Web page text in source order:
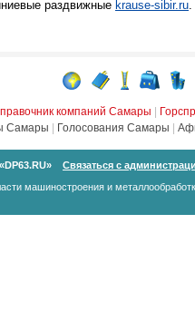
раздвижные krause-sibir.ru.
компаний Самары
Самары Голосования Самары
Связаться с
машиностроения и